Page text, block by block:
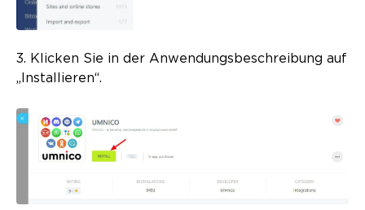
3. Klicken Sie in der Anwendungsbeschreibung auf
„Installieren“.